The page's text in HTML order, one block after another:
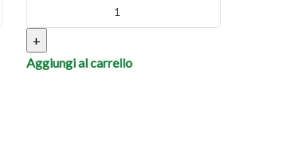
+
Aggiungi al carrello